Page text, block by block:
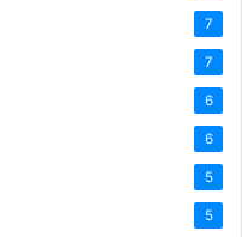
7
7
6
6
5
5